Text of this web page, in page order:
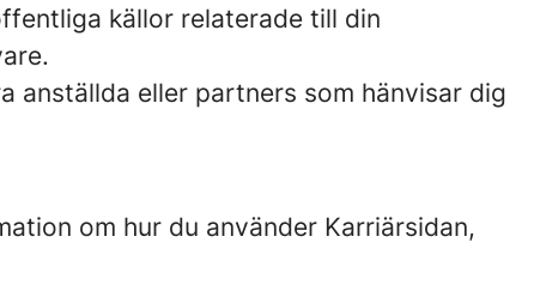
källor relaterade till din
eller partners som hänvisar dig
om hur du använder Karriärsidan,